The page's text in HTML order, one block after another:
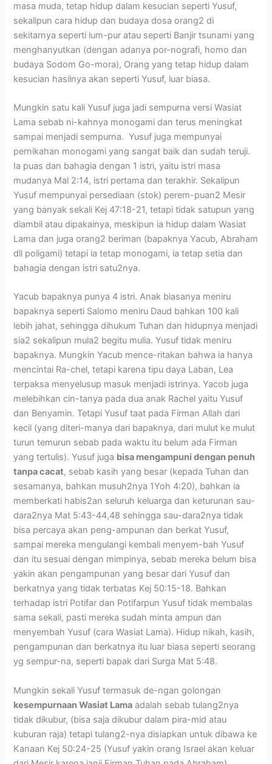
masa muda, tetap hidup dalam kesucian seperti Yusuf,
sekalipun cara hidup dan budaya dosa orang2 di
sekitarnya seperti lum-pur atau seperti Banjir tsunami yang
menghanyutkan (dengan adanya por-nografi, homo dan
budaya Sodom Go-mora), Orang yang tetap hidup dalam
kesucian hasilnya akan seperti Yusuf, luar biasa.
Mungkin satu kali Yusuf juga jadi sempurna versi Wasiat
Lama sebab ni-kahnya monogami dan terus meningkat
sampai menjadi sempurna. Yusuf juga mempunyai
pernikahan monogami yang sangat baik dan sudah teruji.
Ia puas dan bahagia dengan 1 istri, yaitu istri masa
mudanya Mal 2:14, istri pertama dan terakhir. Sekalipun
Yusuf mempunyai persediaan (stok) perem-puan2 Mesir
yang banyak sekali Kej 47:18-21, tetapi tidak satupun yang
diambil atau dipakainya, meskipun ia hidup dalam Wasiat
Lama dan juga orang2 beriman (bapaknya Yacub, Abraham
dll poligami) tetapi ia tetap monogami, ia tetap setia dan
bahagia dengan istri satu2nya.
Yacub bapaknya punya 4 istri. Anak biasanya meniru
bapaknya seperti Salomo meniru Daud bahkan 100 kali
lebih jahat, sehingga dihukum Tuhan dan hidupnya menjadi
sia2 sekalipun mula2 begitu mulia. Yusuf tidak meniru
bapaknya. Mungkin Yacub mence-ritakan bahwa ia hanya
mencintai Ra-chel, tetapi karena tipu daya Laban, Lea
terpaksa menyelusup masuk menjadi istrinya. Yacob juga
melebihkan cin-tanya pada dua anak Rachel yaitu Yusuf
dan Benyamin. Tetapi Yusuf taat pada Firman Allah dari
kecil (yang diteri-manya dari bapaknya, dari mulut ke mulut
turun temurun sebab pada waktu itu belum ada Firman
yang tertulis). Yusuf juga bisa mengampuni dengan penuh
tanpa cacat, sebab kasih yang besar (kepada Tuhan dan
sesamanya, bahkan musuh2nya 1Yoh 4:20), bahkan ia
memberkati habis2an seluruh keluarga dan keturunan sau-
dara2nya Mat 5:43-44,48 sehingga sau-dara2nya tidak
bisa percaya akan peng-ampunan dan berkat Yusuf,
sampai mereka mengulangi kembali menyem-bah Yusuf
dan itu sesuai dengan mimpinya, sebab mereka belum bisa
yakin akan pengampunan yang besar dari Yusuf dan
berkatnya yang tidak terbatas Kej 50:15-18. Bahkan
terhadap istri Potifar dan Potifarpun Yusuf tidak membalas
sama sekali, pasti mereka sudah minta ampun dan
menyembah Yusuf (cara Wasiat Lama). Hidup nikah, kasih,
pengampunan dan berkatnya itu luar biasa seperti seorang
yg sempur-na, seperti bapak dari Surga Mat 5:48.
Mungkin sekali Yusuf termasuk de-ngan golongan
kesempurnaan Wasiat Lama adalah sebab tulang2nya
tidak dikubur, (bisa saja dikubur dalam pira-mid atau
kuburan raja) tetapi tulang2-nya disiapkan untuk dibawa ke
Kanaan Kej 50:24-25 (Yusuf yakin orang Israel akan keluar